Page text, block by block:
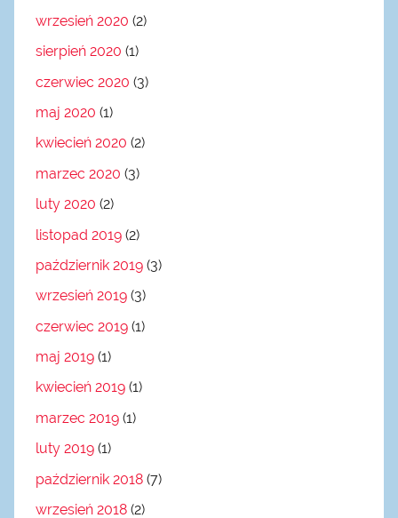
wrzesień 2020 (2)
sierpień 2020 (1)
czerwiec 2020 (3)
maj 2020 (1)
kwiecień 2020 (2)
marzec 2020 (3)
luty 2020 (2)
listopad 2019 (2)
październik 2019 (3)
wrzesień 2019 (3)
czerwiec 2019 (1)
maj 2019 (1)
kwiecień 2019 (1)
marzec 2019 (1)
luty 2019 (1)
październik 2018 (7)
wrzesień 2018 (2)